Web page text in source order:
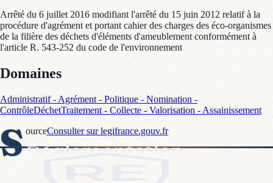
Arrêté du 6 juillet 2016 modifiant l'arrêté du 15 juin 2012 relatif à la
procédure d'agrément et portant cahier des charges des éco-organismes
de la filière des déchets d'éléments d'ameublement conformément à
l'article R. 543-252 du code de l'environnement
Domaines
Administratif - Agrément - Politique - Nomination -
ContrôleDéchetTraitement - Collecte - Valorisation - Assainissement
S ourceConsulter sur legifrance.gouv.fr